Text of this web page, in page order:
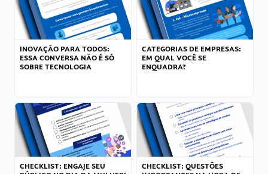
INOVAÇÃO PARA TODOS:
ESSA CONVERSA NÃO É SÓ
SOBRE TECNOLOGIA
CATEGORIAS DE EMPRESAS:
EM QUAL VOCÊ SE
ENQUADRA?
CHECKLIST: ENGAJE SEU
CHECKLIST: QUESTÕES